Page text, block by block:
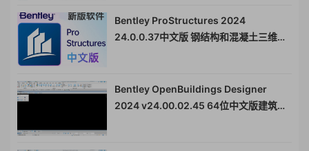
Bentley ProStructures 2024
24.0.0.37中文版 钢结构和混凝土三维设
Bentley OpenBuildings Designer
2024 v24.00.02.45 64位中文版建筑设